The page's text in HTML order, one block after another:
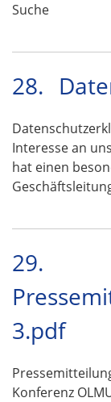
Suche
28.
Interesse an
hat einen
29.
3.pdf
Konferenz